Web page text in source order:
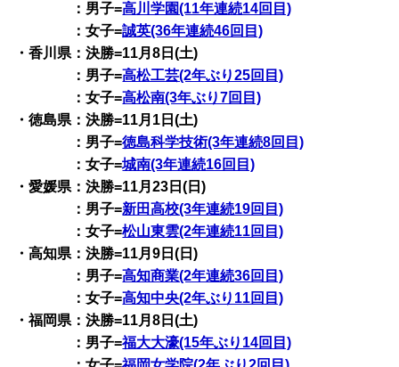
：男子=高川学園(11年連続14回目)
：女子=誠英(36年連続46回目)
・香川県：決勝=11月8日(土)
：男子=高松工芸(2年ぶり25回目)
：女子=高松南(3年ぶり7回目)
・徳島県：決勝=11月1日(土)
：男子=徳島科学技術(3年連続8回目)
：女子=城南(3年連続16回目)
・愛媛県：決勝=11月23日(日)
：男子=新田高校(3年連続19回目)
：女子=松山東雲(2年連続11回目)
・高知県：決勝=11月9日(日)
：男子=高知商業(2年連続36回目)
：女子=高知中央(2年ぶり11回目)
・福岡県：決勝=11月8日(土)
：男子=福大大濠(15年ぶり14回目)